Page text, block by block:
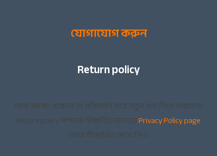
যোগাযোগ করুন
Return policy
পন্যে সমস্যা থাকলে তা পরিবর্তন করে নতুন পন্য নিতে পারবেন।
Return policy সম্পর্কে বিস্তারিত জানতেPrivacy Policy page
থেকে বিস্তারিত দেখে নিন।